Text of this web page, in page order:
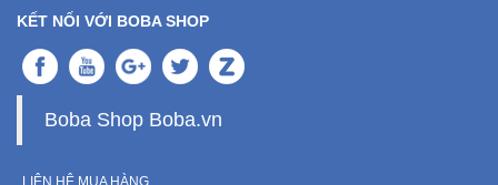
KẾT NỐI VỚI BOBA SHOP
Boba Shop Boba.vn
LIÊN HỆ MUA HÀNG